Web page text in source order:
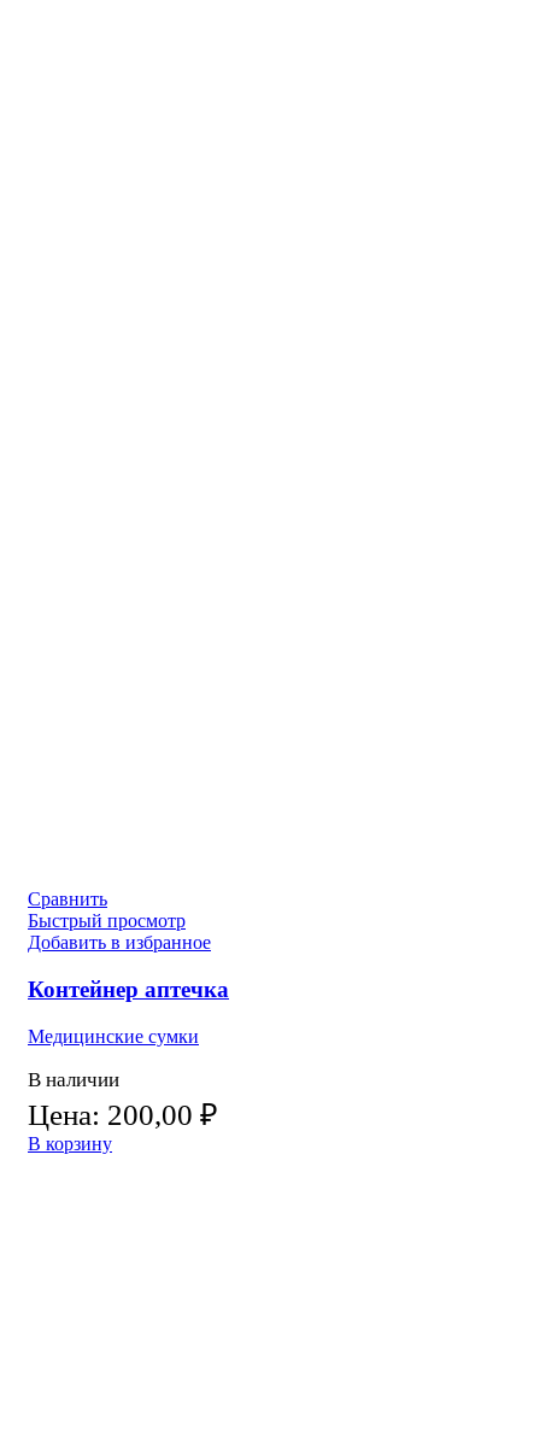
Сравнить
Быстрый просмотр
Добавить в избранное
Контейнер аптечка
Медицинские сумки
В наличии
Цена: 200,00 ₽
В корзину